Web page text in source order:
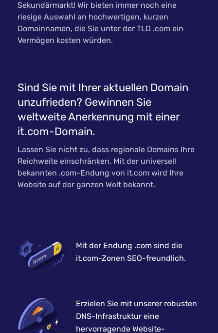
Sekundärmarkt! Wir bieten immer noch eine
riesige Auswahl an hochwertigen, kurzen
Domainnamen, die Sie unter der TLD .com ein
Vermögen kosten würden.
Sind Sie mit Ihrer aktuellen Domain
unzufrieden? Gewinnen Sie
weltweite Anerkennung mit einer
it.com-Domain.
Lassen Sie nicht zu, dass regionale Domains Ihre
Reichweite einschränken. Mit der universell
bekannten .com-Endung von it.com wird Ihre
Website auf der ganzen Welt bekannt.
Mit der Endung .com sind die
it.com-Zonen SEO-freundlich.
Erzielen Sie mit unserer robusten
DNS-Infrastruktur eine
hervorragende Website-